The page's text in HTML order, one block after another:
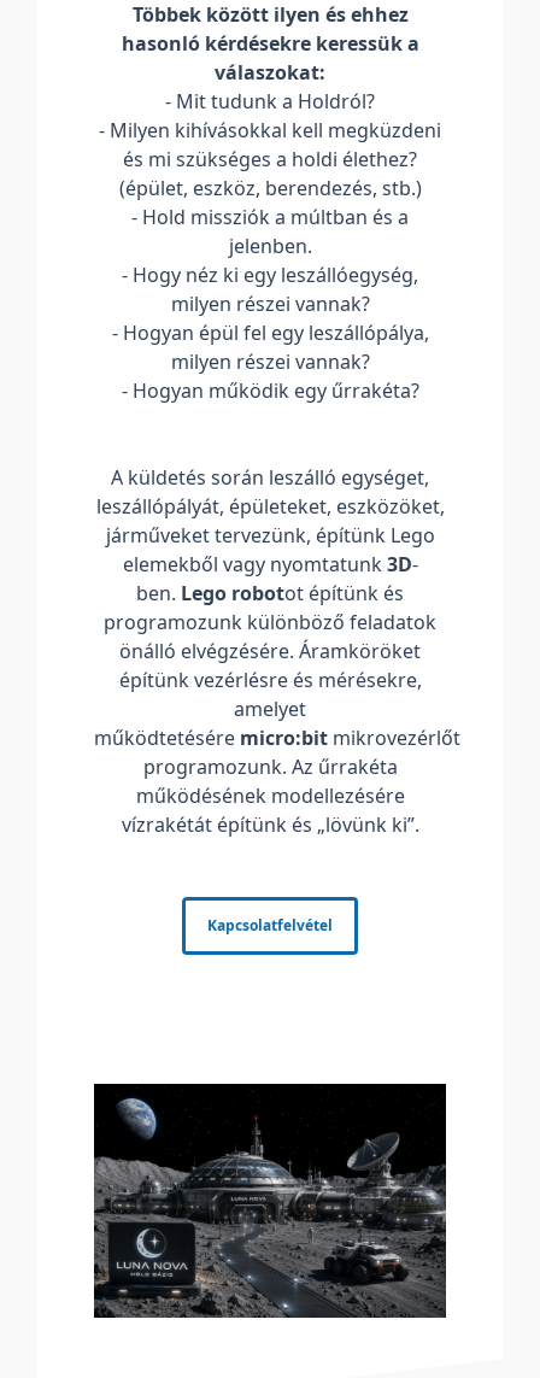
Többek között ilyen és ehhez
hasonló kérdésekre keressük a
válaszokat:
- Mit tudunk a Holdról?
- Milyen kihívásokkal kell megküzdeni
és mi szükséges a holdi élethez?
(épület, eszköz, berendezés, stb.)
- Hold missziók a múltban és a
jelenben.
- Hogy néz ki egy leszállóegység,
milyen részei vannak?
- Hogyan épül fel egy leszállópálya,
milyen részei vannak?
- Hogyan működik egy űrrakéta?
A küldetés során leszálló egységet,
leszállópályát, épületeket, eszközöket,
járműveket tervezünk, építünk Lego
elemekből vagy nyomtatunk3D-
ben. Lego robotot építünk és
programozunk különböző feladatok
önálló elvégzésére. Áramköröket
építünk vezérlésre és mérésekre,
amelyet
működtetésére micro:bit mikrovezérlőt
programozunk. Az űrrakéta
működésének modellezésére
vízrakétát építünk és „lövünk ki”.
Kapcsolatfelvétel